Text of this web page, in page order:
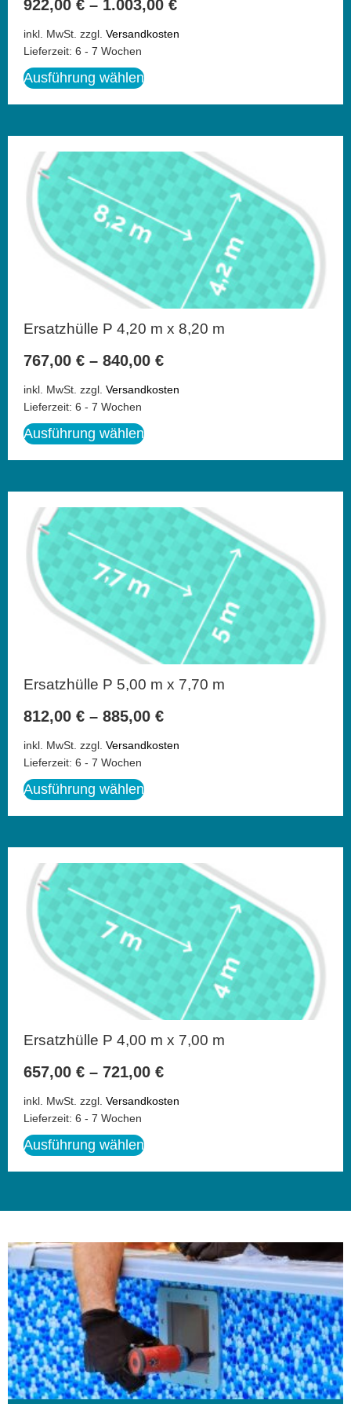
922,00 € – 1.003,00 €
inkl. MwSt. zzgl. Versandkosten
Lieferzeit: 6 - 7 Wochen
Ausführung wählen
Ersatzhülle P 4,20 m x 8,20 m
767,00 € – 840,00 €
inkl. MwSt. zzgl. Versandkosten
Lieferzeit: 6 - 7 Wochen
Ausführung wählen
Ersatzhülle P 5,00 m x 7,70 m
812,00 € – 885,00 €
inkl. MwSt. zzgl. Versandkosten
Lieferzeit: 6 - 7 Wochen
Ausführung wählen
Ersatzhülle P 4,00 m x 7,00 m
657,00 € – 721,00 €
inkl. MwSt. zzgl. Versandkosten
Lieferzeit: 6 - 7 Wochen
Ausführung wählen